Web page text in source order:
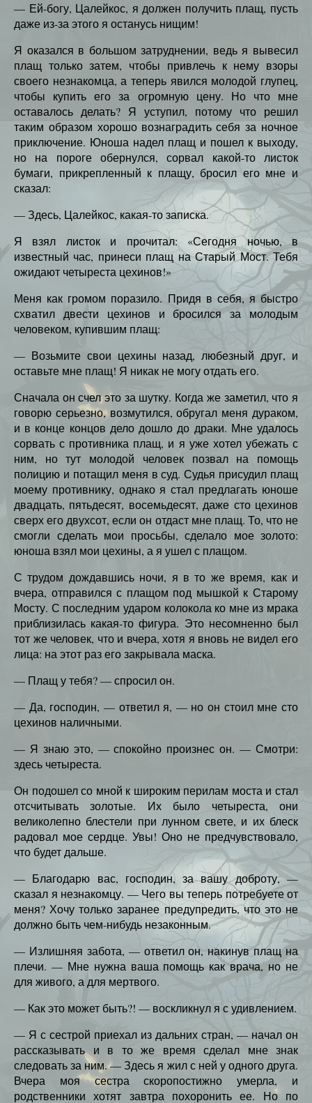
— Ей-богу, Цалейкос, я должен получить плащ, пусть
даже из-за этого я останусь нищим!
Я оказался в большом затруднении, ведь я вывесил
плащ только затем, чтобы привлечь к нему взоры
своего незнакомца, а теперь явился молодой глупец,
чтобы купить его за огромную цену. Но что мне
оставалось делать? Я уступил, потому что решил
таким образом хорошо вознаградить себя за ночное
приключение. Юноша надел плащ и пошел к выходу,
но на пороге обернулся, сорвал какой-то листок
бумаги, прикрепленный к плащу, бросил его мне и
сказал:
— Здесь, Цалейкос, какая-то записка.
Я взял листок и прочитал: «Сегодня ночью, в
известный час, принеси плащ на Старый Мост. Тебя
ожидают четыреста цехинов!»
Меня как громом поразило. Придя в себя, я быстро
схватил двести цехинов и бросился за молодым
человеком, купившим плащ:
— Возьмите свои цехины назад, любезный друг, и
оставьте мне плащ! Я никак не могу отдать его.
Сначала он счел это за шутку. Когда же заметил, что я
говорю серьезно, возмутился, обругал меня дураком,
и в конце концов дело дошло до драки. Мне удалось
сорвать с противника плащ, и я уже хотел убежать с
ним, но тут молодой человек позвал на помощь
полицию и потащил меня в суд. Судья присудил плащ
моему противнику, однако я стал предлагать юноше
двадцать, пятьдесят, восемьдесят, даже сто цехинов
сверх его двухсот, если он отдаст мне плащ. То, что не
смогли сделать мои просьбы, сделало мое золото:
юноша взял мои цехины, а я ушел с плащом.
С трудом дождавшись ночи, я в то же время, как и
вчера, отправился с плащом под мышкой к Старому
Мосту. С последним ударом колокола ко мне из мрака
приблизилась какая-то фигура. Это несомненно был
тот же человек, что и вчера, хотя я вновь не видел его
лица: на этот раз его закрывала маска.
— Плащ у тебя? — спросил он.
— Да, господин, — ответил я, — но он стоил мне сто
цехинов наличными.
— Я знаю это, — спокойно произнес он. — Смотри:
здесь четыреста.
Он подошел со мной к широким перилам моста и стал
отсчитывать золотые. Их было четыреста, они
великолепно блестели при лунном свете, и их блеск
радовал мое сердце. Увы! Оно не предчувствовало,
что будет дальше.
— Благодарю вас, господин, за вашу доброту, —
сказал я незнакомцу. — Чего вы теперь потребуете от
меня? Хочу только заранее предупредить, что это не
должно быть чем-нибудь незаконным.
— Излишняя забота, — ответил он, накинув плащ на
плечи. — Мне нужна ваша помощь как врача, но не
для живого, а для мертвого.
— Как это может быть?! — воскликнул я с удивлением.
— Я с сестрой приехал из дальних стран, — начал он
рассказывать и в то же время сделал мне знак
следовать за ним. — Здесь я жил с ней у одного друга.
Вчера моя сестра скоропостижно умерла, и
родственники хотят завтра похоронить ее. Но по